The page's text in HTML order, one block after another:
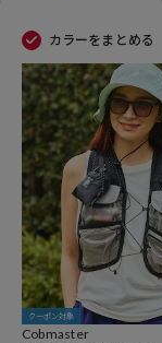
カラーをまとめる
クーポン対象
Cobmaster